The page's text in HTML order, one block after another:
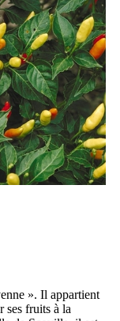
». Il appartient
ses fruits à la